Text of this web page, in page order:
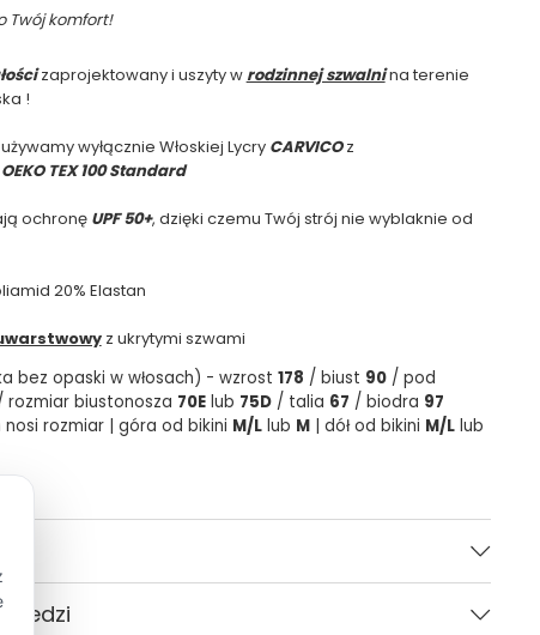
Twój komfort!
zaprojektowany i uszyty w rodzinnej szwalnina terenie
!
wyłącznie Włoskiej Lycry CARVICOz
OEKO TEX 100 Standard
ochronę UPF 50+, dzięki czemu Twój strój nie wyblaknie od
20% Elastan
z ukrytymi szwami
bez opaski w włosach) - wzrost 178 / biust 90/ pod
rozmiar biustonosza 70Elub 75D/ talia 67 / biodra 97
nosi rozmiar | góra od bikini M/Llub M| dół od bikini M/Llub